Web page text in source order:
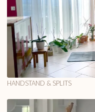
HANDSTAND & SPLITS